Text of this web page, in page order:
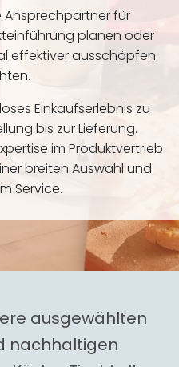
Ansprechpartner für
planen oder
effektiver ausschöpfen
Einkaufserlebnis zu
bis zur Lieferung.
im Produktvertrieb
breiten Auswahl und
Service.
ausgewählten
nachhaltigen